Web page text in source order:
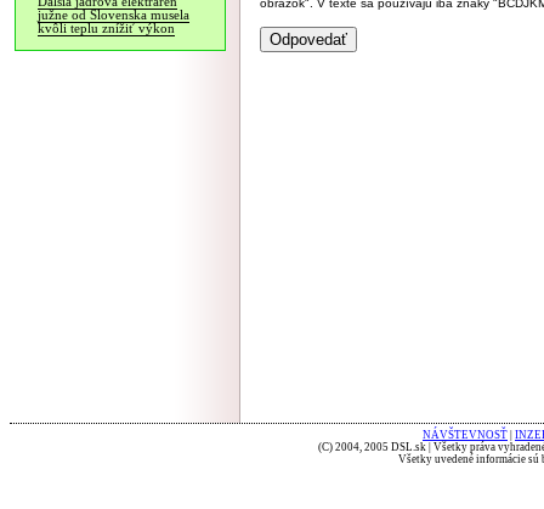
južne od Slovenska musela
kvôli teplu znížiť výkon
obrázok". V texte sa používajú iba znaky
NÁVŠTEVNOSŤ
(C) 2004, 2005 DSL.sk | Všetky práva
Všetky uvedené informácie sú